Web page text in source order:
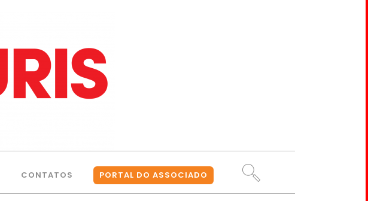
CONTATOS PORTAL DO ASSOCIADO